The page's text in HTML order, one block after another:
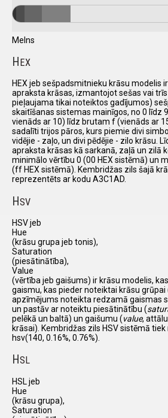
Melns
HEX
HEX jeb sešpadsmitnieku krāsu modelis
apraksta krāsas, izmantojot sešas vai
pieļaujama tikai noteiktos gadījumos)
skaitīšanas sistemas mainīgos, no 0 līdz
vienāds ar 10) līdz brutam f (vienāds ar
sadalīti trijos pāros, kurs piemie divi
vidējie - zaļo, un divi pēdējie - zilo krāsu.
apraksta krāsas kā sarkanā, zaļā un zilā
minimālo vērtību 0 (00 HEX sistēmā) un
(ff HEX sistēmā). Kembridžas zils šajā
reprezentēts ar kodu A3C1AD.
HSV
HSV jeb
Hue
(krāsu grupa jeb tonis),
Saturation
(piesātinātība),
Value
(vērtība jeb gaišums) ir krāsu modelis,
gaismu, kas pieder noteiktai krāsu grūpai
apzīmējums noteikta redzamā gaismas
un pastāv ar noteiktu piesātinātību (
pelēkā un baltā) un gaišumu (value,
krāsai). Kembridžas zils HSV sistēmā
hsv(140, 0.16%, 0.76%).
HSL
HSL jeb
Hue
(krāsu grupa),
Saturation